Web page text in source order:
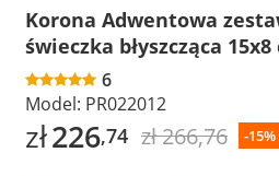
Korona Adwentowa
świeczka błyszcząca 15x8
6
Model: PR022012
zł226,74 zł 266,76 -15%